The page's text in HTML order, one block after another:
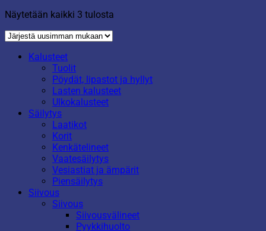
Näytetään kaikki 3 tulosta
Kalusteet
Tuolit
Pöydät, lipastot ja hyllyt
Lasten kalusteet
Ulkokalusteet
Säilytys
Laatikot
Korit
Kenkätelineet
Vaatesäilytys
Vesiastiat ja ämpärit
Piensäilytys
Siivous
Siivous
Siivousvälineet
Pyykkihuolto